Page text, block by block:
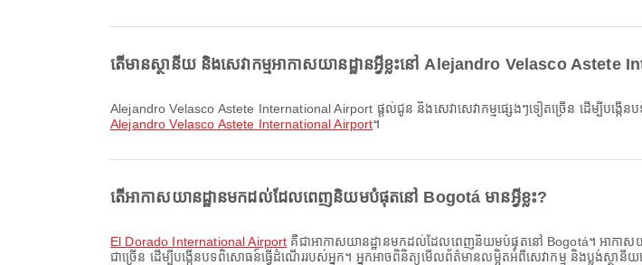
តើមានស្ថានីយ និងសេវាកម្មអាកាសយានដ្ឋានអ្វីខ្លះនៅ Alejandro Velasco
Alejandro Velasco Astete International Airport ផ្តល់ជូន និងសេវាសេវាកម្មផ្សេងៗទៀតច្រើន ដើម្បីបង្ក
Alejandro Velasco Astete International Airport។
តើអាកាសយានដ្ឋានមកដល់ដែលពេញនិយមបំផុតនៅ Bogotá មានអ្វីខ្លះ?
El Dorado International Airport គឺជាអាកាសយានដ្ឋានមកដល់ដែលពេញនិយមបំផុតនៅ Bogotá។ អាកាសយា
ជាច្រើន ដើម្បីបង្កើនបទពិសោធន៍ធ្វើដំណើររបស់អ្នក។ អ្នកអាចពិនិត្យមើលព័ត៌មានលម្អិតអំពីសេវាកម្ម និងប្លង់ស្ថានីយ